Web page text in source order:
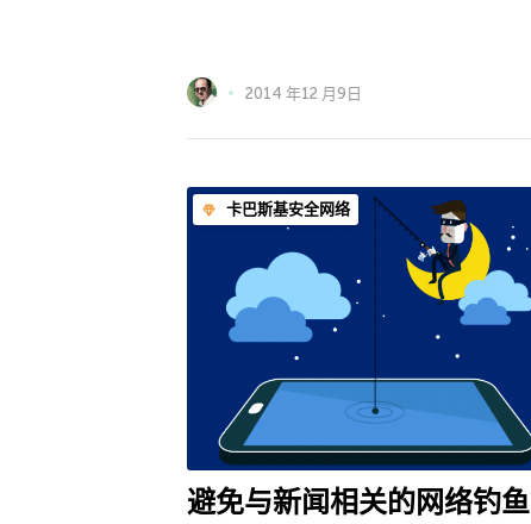
2014 年12 月9日
卡巴斯基安全网络
避免与新闻相关的网络钓鱼